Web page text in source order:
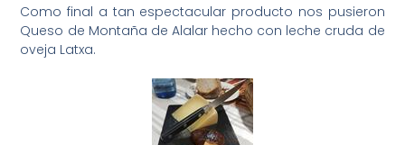
Como final a tan espectacular producto nos pusieron
Queso de Montaña de Alalar hecho con leche cruda de
oveja Latxa.